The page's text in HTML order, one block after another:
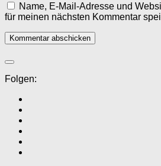
Name, E-Mail-Adresse und
für meinen nächsten Kommentar
Folgen: